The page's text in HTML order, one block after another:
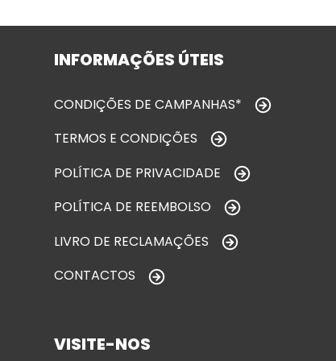
INFORMAÇÕES ÚTEIS
CONDIÇÕES DE CAMPANHAS*
TERMOS E CONDIÇÕES
POLÍTICA DE PRIVACIDADE
POLÍTICA DE REEMBOLSO
LIVRO DE RECLAMAÇÕES
CONTACTOS
VISITE-NOS